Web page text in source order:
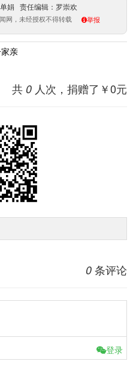
娟 责任编辑：罗崇欢
网，未经授权不得转载 举报
亲
共 0 人次，捐赠了￥0元
0 条评论
登录